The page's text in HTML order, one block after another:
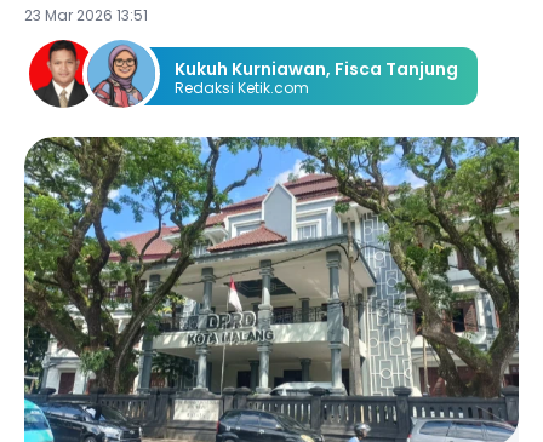
23 Mar 2026 13:51
Kukuh Kurniawan, Fisca Tanjung
Redaksi Ketik.com